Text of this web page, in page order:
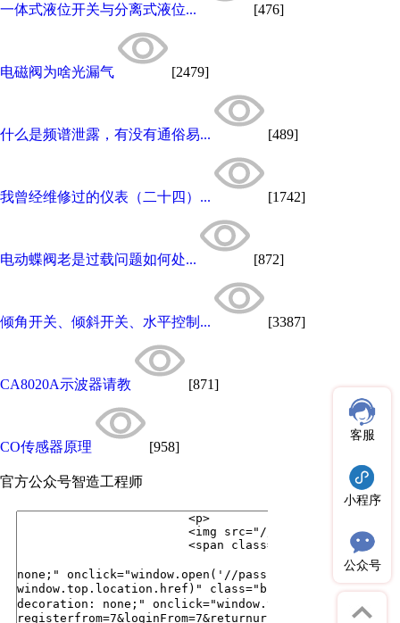
一体式液位开关与分离式液位... [476]
电磁阀为啥光漏气 [2479]
什么是频谱泄露，有没有通俗易... [489]
我曾经维修过的仪表（二十四）... [1742]
电动蝶阀老是过载问题如何处... [872]
倾角开关、倾斜开关、水平控制... [3387]
CA8020A示波器请教 [871]
CO传感器原理 [958]
官方公众号智造工程师
客服
小程序
公众号